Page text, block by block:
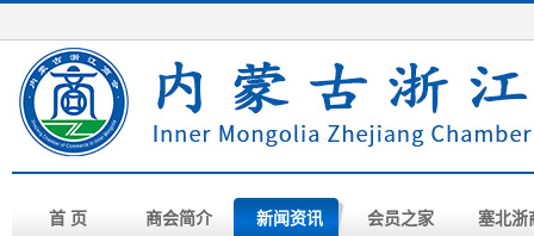
首 页 商会简介 新闻资讯 会员之家 塞北浙